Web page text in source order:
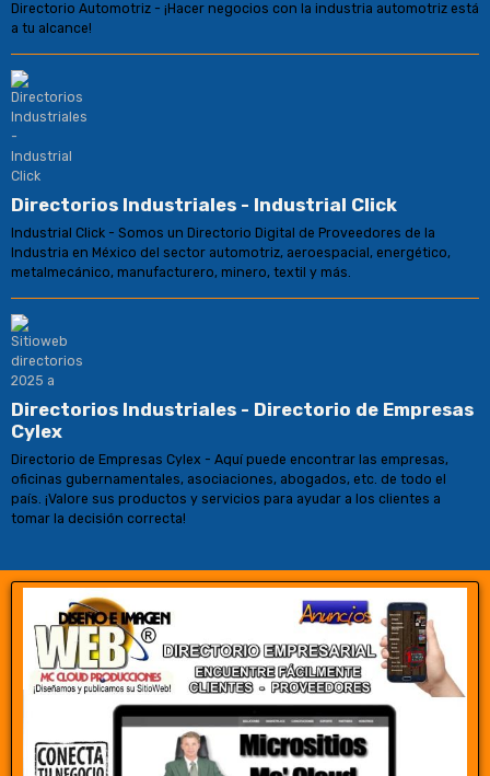
Directorio Automotriz - ¡Hacer negocios con la industria automotriz está
a tu alcance!
Directorios Industriales - Industrial Click
Industrial Click - Somos un Directorio Digital de Proveedores de la
Industria en México del sector automotriz, aeroespacial, energético,
metalmecánico, manufacturero, minero, textil y más.
Directorios Industriales - Directorio de Empresas
Cylex
Directorio de Empresas Cylex - Aquí puede encontrar las empresas,
oficinas gubernamentales, asociaciones, abogados, etc. de todo el
país. ¡Valore sus productos y servicios para ayudar a los clientes a
tomar la decisión correcta!